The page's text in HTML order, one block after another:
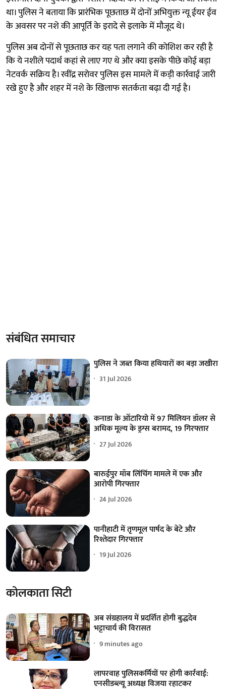
था। पुलिस ने बताया कि प्रारंभिक पूछताछ में दोनों अभियुक्त न्यू ईयर ईव
के अवसर पर नशे की आपूर्ति के इरादे से इलाके में मौजूद थे।
पुलिस अब दोनों से पूछताछ कर यह पता लगाने की कोशिश कर रही है
कि ये नशीले पदार्थ कहां से लाए गए थे और क्या इसके पीछे कोई बड़ा
नेटवर्क सक्रिय है। रवींद्र सरोवर पुलिस इस मामले में कड़ी कार्रवाई जारी
रखे हुए है और शहर में नशे के खिलाफ सतर्कता बढ़ा दी गई है।
संबंधित समाचार
पुलिस ने जब्त किया हथियारों का बड़ा जखीरा
31 Jul 2026
कनाडा के ओंटारियो में 97 मिलियन डॉलर से
अधिक मूल्य के ड्रग्स बरामद, 19 गिरफ्तार
27 Jul 2026
बारुईपुर मॉब लिंचिंग मामले में एक और
आरोपी गिरफ्तार
24 Jul 2026
पानीहाटी में तृणमूल पार्षद के बेटे और
रिश्तेदार गिरफ्तार
19 Jul 2026
कोलकाता सिटी
अब संग्रहालय में प्रदर्शित होगी बुद्धदेव
भट्टाचार्य की विरासत
9 minutes ago
लापरवाह पुलिसकर्मियों पर होगी कार्रवाई:
एनसीडब्ल्यू अध्यक्ष विजया रहाटकर